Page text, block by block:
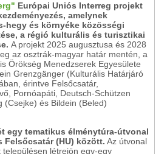
Európai Uniós Interreg projekt
amelynek
hegy és környéke közösségi
a régió kulturális és turisztikai
A projekt 2025 augusztusa és 2028
az osztrák-magyar határ mentén, a
Örökség Menedzserek Egyesülete
Grenzgänger (Kulturális Határjáró
érintve Felsőcsatár,
Pornóapáti, Deutsch-Schützen
(Csejke) és Bildein (Beled)
egy tematikus élménytúra-útvonal
Felsőcsatár (HU) között. Az útvonal
létrejön egy-egy